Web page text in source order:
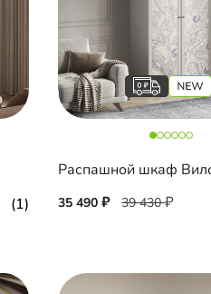
(1)
Распашной шкаф
35 490 39 430